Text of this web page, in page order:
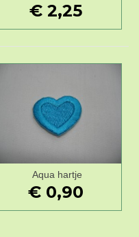
€ 2,25
Aqua hartje
€ 0,90